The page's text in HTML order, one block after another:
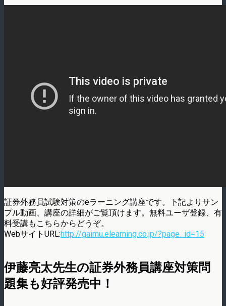
証券外務員試験対策のeラーニング講座です。下記よりサン
プル動画、講座の詳細がご覧頂けます。無料ユーザ登録、有
料受講もこちらからどうぞ。
WebサイトURL:http://gaimu.elearning.co.jp/?page_id=15
伊藤亮太先生の証券外務員講座対策問
題集も好評発売中！